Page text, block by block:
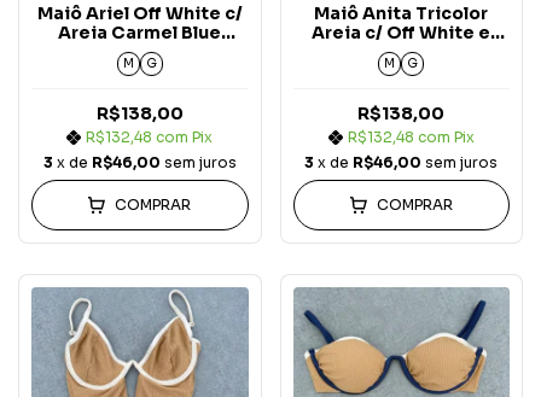
Maiô Ariel Off White c/
Areia Carmel Blue
Jeans
M G
R$138,00
R$132,48com Pix
3 x de R$46,00 sem juros
COMPRAR
Maiô Anita Tricolor
Areia c/ Off White e
Azul Marinho Carmel
Blue Jeans
M G
R$138,00
R$132,48 com Pix
3 x de R$46,00 sem juros
COMPRAR